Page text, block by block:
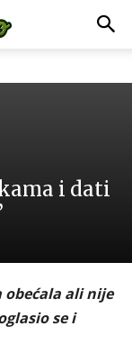
i dati
obećala ali nije
se i